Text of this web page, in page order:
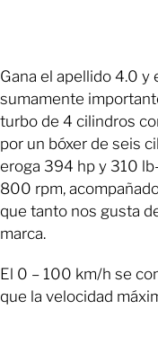
Gana el apellido 4.0
sumamente
turbo de 4 cilindros
por un bóxer de seis
eroga 394 hp y 310
800 rpm,
que tanto nos gusta
marca.
El 0 – 100 km/h se
que la velocidad